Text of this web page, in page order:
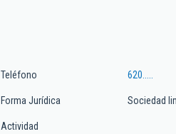
Teléfono 620.....
Forma Jurídica Sociedad
Actividad